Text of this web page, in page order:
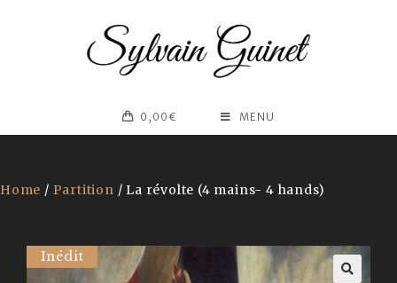
0,00 € MENU
Home / Partition / La révolte (4 mains- 4 hands)
Inédit